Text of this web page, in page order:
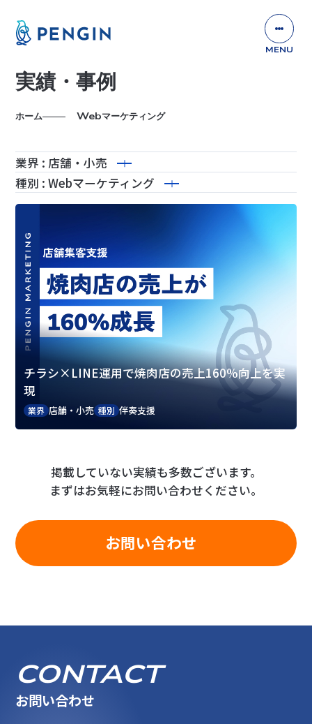
実績・事例
ホーム Webマーケティング
業界 : 店舗・小売
種別 : Webマーケティング
チラシ×LINE運用で焼肉店の売上160%向上を実
現
業界 店舗・小売 種別 伴奏支援
掲載していない実績も多数ございます。
まずはお気軽にお問い合わせください。
お問い合わせ
CONTACT
お問い合わせ